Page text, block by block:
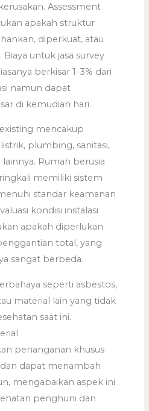
Assessment
apakah struktur
diperkuat, atau
untuk jasa survey
berkisar 1-3% dari
namun dapat
di kemudian hari.
mencakup
plumbing, sanitasi,
Rumah berusia
memiliki sistem
standar keamanan
kondisi instalasi
apakah diperlukan
total, yang
sangat berbeda.
seperti asbestos,
material lain yang tidak
saat ini.
penanganan khusus
dapat menambah
mengabaikan aspek ini
penghuni dan